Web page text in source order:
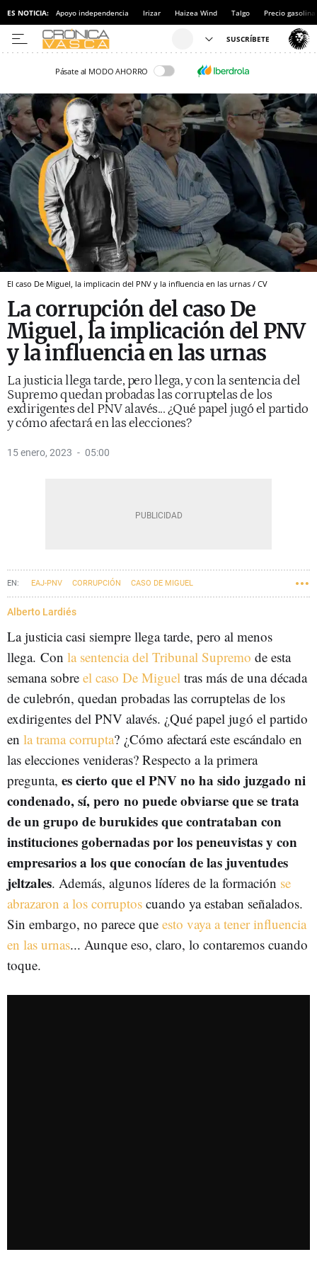
ES NOTICIA: Apoyo independencia Irizar Haizea Wind Talgo Precio gasolina
Pásate al MODO AHORRO
El caso De Miguel, la implicacin del PNV y la influencia en las urnas / CV
La corrupción del caso De
Miguel, la implicación del PNV
y la influencia en las urnas
La justicia llega tarde, pero llega, y con la sentencia del
Supremo quedan probadas las corruptelas de los
exdirigentes del PNV alavés... ¿Qué papel jugó el partido
y cómo afectará en las elecciones?
15 enero, 2023 05:00
EAJ-PNV CORRUPCIÓN CASO DE MIGUEL
VLOG DE ALBERTO LARDIÉS.
Alberto Lardiés
La justicia casi siempre llega tarde, pero al menos
llega. Con la sentencia del Tribunal Supremo de esta
semana sobre el caso De Miguel tras más de una década
de culebrón, quedan probadas las corruptelas de los
exdirigentes del PNV alavés. ¿Qué papel jugó el partido
en la trama corrupta? ¿Cómo afectará este escándalo en
las elecciones venideras? Respecto a la primera
pregunta, es cierto que el PNV no ha sido juzgado ni
condenado, sí, pero no puede obviarse que se trata
de un grupo de burukides que contrataban con
instituciones gobernadas por los peneuvistas y con
empresarios a los que conocían de las juventudes
jeltzales. Además, algunos líderes de la formación se
abrazaron a los corruptos cuando ya estaban señalados.
Sin embargo, no parece que esto vaya a tener influencia
en las urnas... Aunque eso, claro, lo contaremos cuando
toque.